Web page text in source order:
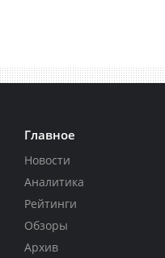
Главное
Новости
Аналитика
Рейтинги
Обзоры
Архив